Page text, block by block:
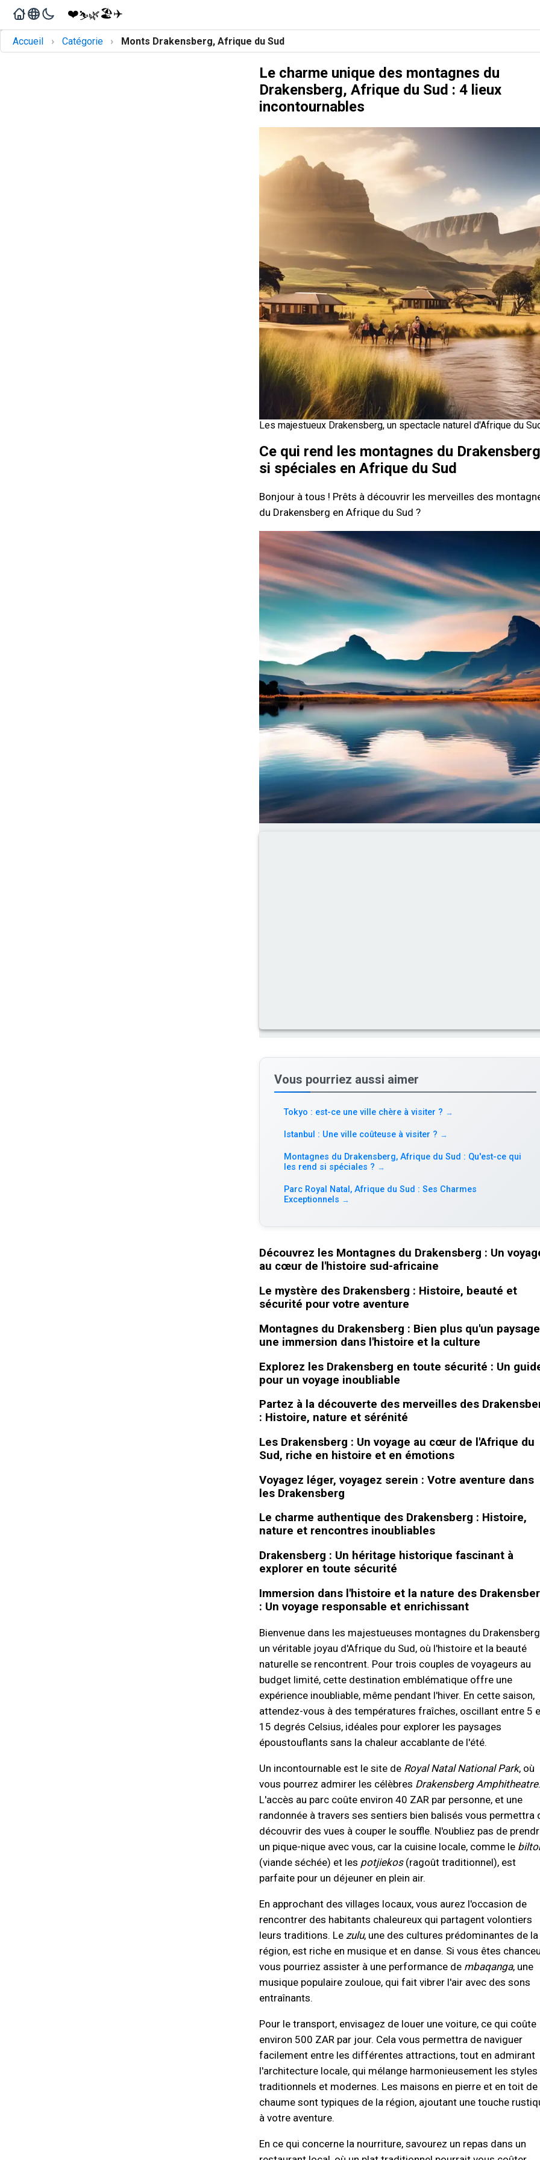
❤️⛷️🌿🏖️✈️
Accueil › Catégorie › Monts Drakensberg, Afrique du Sud
Le charme unique des montagnes du
Drakensberg, Afrique du Sud : 4 lieux
incontournables
Les majestueux Drakensberg, un spectacle naturel d'Afrique du
Ce qui rend les montagnes du Drakensberg
si spéciales en Afrique du Sud
Bonjour à tous ! Prêts à découvrir les merveilles des
du Drakensberg en Afrique du Sud ?
Vous pourriez aussi aimer
Tokyo : est-ce une ville chère à visiter ? →
Istanbul : Une ville coûteuse à visiter ? →
Montagnes du Drakensberg, Afrique du Sud : Qu'est-ce qui
les rend si spéciales ? →
Parc Royal Natal, Afrique du Sud : Ses Charmes
Exceptionnels →
Découvrez les Montagnes du Drakensberg : Un
au cœur de l'histoire sud-africaine
Le mystère des Drakensberg : Histoire, beauté et
sécurité pour votre aventure
Montagnes du Drakensberg : Bien plus qu'un
une immersion dans l'histoire et la culture
Explorez les Drakensberg en toute sécurité : Un
pour un voyage inoubliable
Partez à la découverte des merveilles des
: Histoire, nature et sérénité
Les Drakensberg : Un voyage au cœur de l'Afrique du
Sud, riche en histoire et en émotions
Voyagez léger, voyagez serein : Votre aventure dans
les Drakensberg
Le charme authentique des Drakensberg : Histoire,
nature et rencontres inoubliables
Drakensberg : Un héritage historique fascinant à
explorer en toute sécurité
Immersion dans l'histoire et la nature des
: Un voyage responsable et enrichissant
Bienvenue dans les majestueuses montagnes du
un véritable joyau d'Afrique du Sud, où l'histoire et la beauté
naturelle se rencontrent. Pour trois couples de voyageurs au
budget limité, cette destination emblématique offre une
expérience inoubliable, même pendant l'hiver. En cette saison,
attendez-vous à des températures fraîches, oscillant entre 5
15 degrés Celsius, idéales pour explorer les paysages
époustouflants sans la chaleur accablante de l'été.
Un incontournable est le site de Royal Natal National Park, où
vous pourrez admirer les célèbres Drakensberg Amphitheatre.
L'accès au parc coûte environ 40 ZAR par personne, et une
randonnée à travers ses sentiers bien balisés vous permettra
découvrir des vues à couper le souffle. N'oubliez pas de
un pique-nique avec vous, car la cuisine locale, comme le
(viande séchée) et les potjiekos(ragoût traditionnel), est
parfaite pour un déjeuner en plein air.
En approchant des villages locaux, vous aurez l'occasion de
rencontrer des habitants chaleureux qui partagent volontiers
leurs traditions. Le zulu, une des cultures prédominantes de la
région, est riche en musique et en danse. Si vous êtes
vous pourriez assister à une performance de mbaqanga, une
musique populaire zouloue, qui fait vibrer l'air avec des sons
entraînants.
Pour le transport, envisagez de louer une voiture, ce qui coûte
environ 500 ZAR par jour. Cela vous permettra de naviguer
facilement entre les différentes attractions, tout en admirant
l'architecture locale, qui mélange harmonieusement les styles
traditionnels et modernes. Les maisons en pierre et en toit de
chaume sont typiques de la région, ajoutant une touche
à votre aventure.
En ce qui concerne la nourriture, savourez un repas dans un